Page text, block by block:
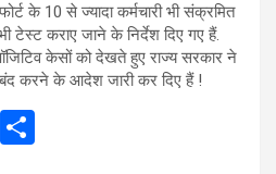
के 10 से ज्यादा कर्मचारी भी संक्रमित
टेस्ट कराए जाने के निर्देश दिए गए हैं.
केसों को देखते हुए राज्य सरकार ने
करने के आदेश जारी कर दिए हैं !
E